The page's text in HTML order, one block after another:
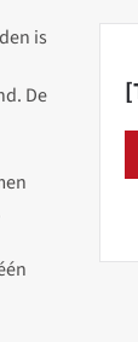
is
De